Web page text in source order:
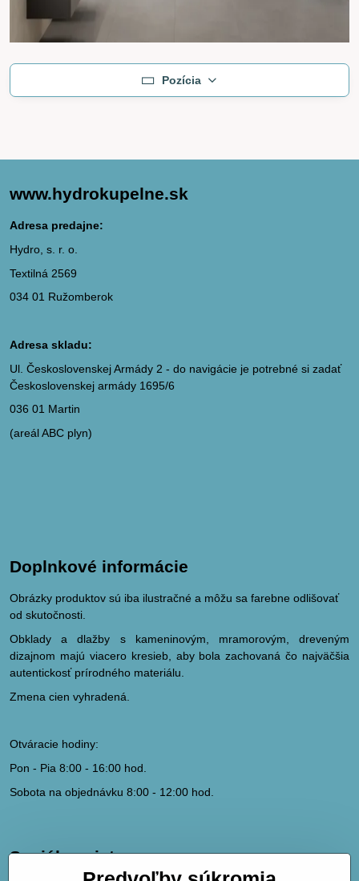
Pozícia
www.hydrokupelne.sk
Adresa predajne:
Hydro, s. r. o.
Textilná 2569
034 01 Ružomberok
Adresa skladu:
Ul. Československej Armády 2 - do navigácie je potrebné si zadať
Československej armády 1695/6
036 01 Martin
(areál ABC plyn)
Doplnkové informácie
Obrázky produktov sú iba ilustračné a môžu sa farebne odlišovať
od skutočnosti.
Obklady a dlažby s kameninovým, mramorovým, dreveným
dizajnom majú viacero kresieb, aby bola zachovaná čo najväčšia
autentickosť prírodného materiálu.
Zmena cien vyhradená.
Otváracie hodiny:
Pon - Pia 8:00 - 16:00 hod.
Sobota na objednávku 8:00 - 12:00 hod.
Sociálne siete